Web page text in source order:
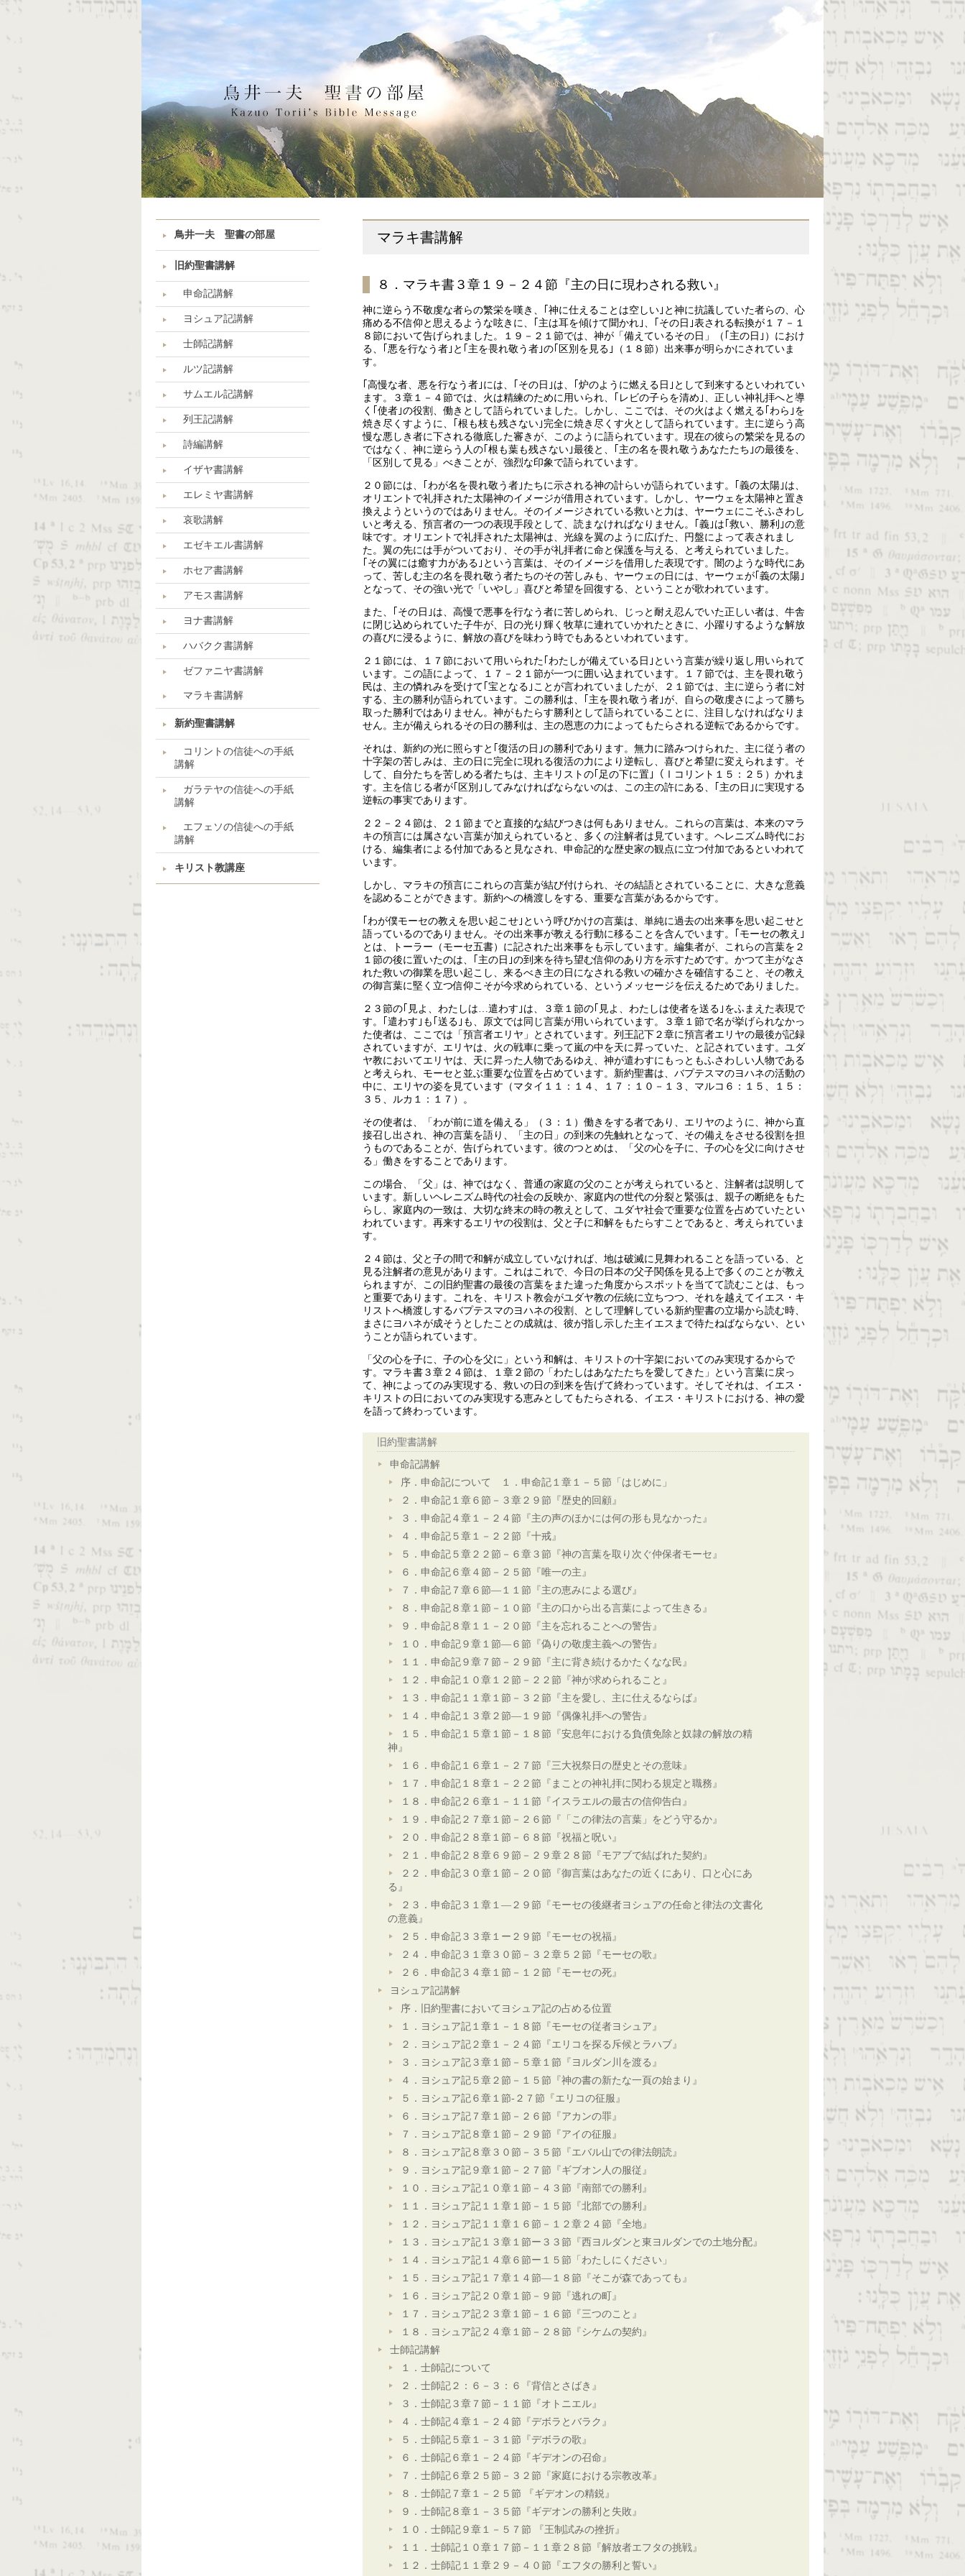
鳥井一夫 聖書の部屋
旧約聖書講解
申命記講解
ヨシュア記講解
士師記講解
ルツ記講解
サムエル記講解
列王記講解
詩編講解
イザヤ書講解
エレミヤ書講解
哀歌講解
エゼキエル書講解
ホセア書講解
アモス書講解
ヨナ書講解
ハバクク書講解
ゼファニヤ書講解
マラキ書講解
新約聖書講解
コリントの信徒への手紙
講解
ガラテヤの信徒への手紙
講解
エフェソの信徒への手紙
講解
キリスト教講座
マラキ書講解
８．マラキ書３章１９－２４節『主の日に現わされる救い』
神に逆らう不敬虔な者らの繁栄を嘆き、｢神に仕えることは空しい｣と神に抗議していた者らの、心
痛める不信仰と思えるような呟きに、｢主は耳を傾けて聞かれ｣、｢その日｣表される転換が１７－１
８節において告げられました。１９－２１節では、神が「備えているその日」（｢主の日｣）におけ
る、｢悪を行なう者｣と｢主を畏れ敬う者｣の｢区別を見る｣（１８節）出来事が明らかにされていま
す。
｢高慢な者、悪を行なう者｣には、｢その日｣は、｢炉のように燃える日｣として到来するといわれてい
ます。３章１－４節では、火は精練のために用いられ、｢レビの子らを清め｣、正しい神礼拝へと導
く｢使者｣の役割、働きとして語られていました。しかし、ここでは、その火はよく燃える｢わら｣を
焼き尽くすように、｢根も枝も残さない｣完全に焼き尽くす火として語られています。主に逆らう高
慢な悪しき者に下される徹底した審きが、このように語られています。現在の彼らの繁栄を見るの
ではなく、神に逆らう人の｢根も葉も残さない｣最後と、｢主の名を畏れ敬うあなたたち｣の最後を、
「区別して見る」べきことが、強烈な印象で語られています。
２０節には、｢わが名を畏れ敬う者｣たちに示される神の計らいが語られています。｢義の太陽｣は、
オリエントで礼拝された太陽神のイメージが借用されています。しかし、ヤーウェを太陽神と置き
換えようというのではありません。そのイメージされている救いと力は、ヤーウェにこそふさわし
いと考える、預言者の一つの表現手段として、読まなければなりません。｢義｣は｢救い、勝利｣の意
味です。オリエントで礼拝された太陽神は、光線を翼のように広げた、円盤によって表されまし
た。翼の先には手がついており、その手が礼拝者に命と保護を与える、と考えられていました。
｢その翼には癒す力がある｣という言葉は、そのイメージを借用した表現です。闇のような時代にあ
って、苦しむ主の名を畏れ敬う者たちのその苦しみも、ヤーウェの日には、ヤーウェが｢義の太陽｣
となって、その強い光で「いやし」喜びと希望を回復する、ということが歌われています。
また、｢その日｣は、高慢で悪事を行なう者に苦しめられ、じっと耐え忍んでいた正しい者は、牛舎
に閉じ込められていた子牛が、日の光り輝く牧草に連れていかれたときに、小躍りするような解放
の喜びに浸るように、解放の喜びを味わう時でもあるといわれています。
２１節には、１７節において用いられた｢わたしが備えている日｣という言葉が繰り返し用いられて
います。この語によって、１７－２１節が一つに囲い込まれています。１７節では、主を畏れ敬う
民は、主の憐れみを受けて｢宝となる｣ことが言われていましたが、２１節では、主に逆らう者に対
する、主の勝利が語られています。この勝利は、｢主を畏れ敬う者｣が、自らの敬虔さによって勝ち
取った勝利ではありません。神がもたらす勝利として語られていることに、注目しなければなりま
せん。主が備えられるその日の勝利は、主の恩恵の力によってもたらされる逆転であるからです。
それは、新約の光に照らすと｢復活の日｣の勝利であります。無力に踏みつけられた、主に従う者の
十字架の苦しみは、主の日に完全に現れる復活の力により逆転し、喜びと希望に変えられます。そ
して、自分たちを苦しめる者たちは、主キリストの｢足の下に置｣（Ⅰコリント１５：２５）かれま
す。主を信じる者が｢区別｣してみなければならないのは、この主の許にある、｢主の日｣に実現する
逆転の事実であります。
２２－２４節は、２１節までと直接的な結びつきは何もありません。これらの言葉は、本来のマラ
キの預言には属さない言葉が加えられていると、多くの注解者は見ています。ヘレニズム時代にお
ける、編集者による付加であると見なされ、申命記的な歴史家の観点に立つ付加であるといわれて
います。
しかし、マラキの預言にこれらの言葉が結び付けられ、その結語とされていることに、大きな意義
を認めることができます。新約への橋渡しをする、重要な言葉があるからです。
｢わが僕モーセの教えを思い起こせ｣という呼びかけの言葉は、単純に過去の出来事を思い起こせと
語っているのでありません。その出来事が教える行動に移ることを含んでいます。｢モーセの教え｣
とは、トーラー（モーセ五書）に記された出来事をも示しています。編集者が、これらの言葉を２
１節の後に置いたのは、｢主の日｣の到来を待ち望む信仰のあり方を示すためです。かつて主がなさ
れた救いの御業を思い起こし、来るべき主の日になされる救いの確かさを確信すること、その教え
の御言葉に堅く立つ信仰こそが今求められている、というメッセージを伝えるためでありました。
２３節の｢見よ、わたしは…遣わす｣は、３章１節の｢見よ、わたしは使者を送る｣をふまえた表現で
す。｢遣わす｣も｢送る｣も、原文では同じ言葉が用いられています。３章１節で名が挙げられなかっ
た使者は、ここでは「預言者エリヤ」とされています。列王記下２章に預言者エリヤの最後が記録
されていますが、エリヤは、火の戦車に乗って嵐の中を天に昇っていた、と記されています。ユダ
ヤ教においてエリヤは、天に昇った人物であるゆえ、神が遣わすにもっともふさわしい人物である
と考えられ、モーセと並ぶ重要な位置を占めています。新約聖書は、バプテスマのヨハネの活動の
中に、エリヤの姿を見ています（マタイ１１：１４、１７：１０－１３、マルコ６：１５、１５：
３５、ルカ１：１７）。
その使者は、「わが前に道を備える」（３：１）働きをする者であり、エリヤのように、神から直
接召し出され、神の言葉を語り、「主の日」の到来の先触れとなって、その備えをさせる役割を担
うものであることが、告げられています。彼のつとめは、「父の心を子に、子の心を父に向けさせ
る」働きをすることであります。
この場合、「父」は、神ではなく、普通の家庭の父のことが考えられていると、注解者は説明して
います。新しいヘレニズム時代の社会の反映か、家庭内の世代の分裂と緊張は、親子の断絶をもた
らし、家庭内の一致は、大切な終末の時の教えとして、ユダヤ社会で重要な位置を占めていたとい
われています。再来するエリヤの役割は、父と子に和解をもたらすことであると、考えられていま
す。
２４節は、父と子の間で和解が成立していなければ、地は破滅に見舞われることを語っている、と
見る注解者の意見があります。これはこれで、今日の日本の父子関係を見る上で多くのことが教え
られますが、この旧約聖書の最後の言葉をまた違った角度からスポットを当てて読むことは、もっ
と重要であります。これを、キリスト教会がユダヤ教の伝統に立ちつつ、それを越えてイエス・キ
リストへ橋渡しするバプテスマのヨハネの役割、として理解している新約聖書の立場から読む時、
まさにヨハネが成そうとしたことの成就は、彼が指し示した主イエスまで待たねばならない、とい
うことが語られています。
「父の心を子に、子の心を父に」という和解は、キリストの十字架においてのみ実現するからで
す。マラキ書３章２４節は、１章２節の「わたしはあなたたちを愛してきた」という言葉に戻っ
て、神によってのみ実現する、救いの日の到来を告げて終わっています。そしてそれは、イエス・
キリストの日においてのみ実現する恵みとしてもたらされる、イエス・キリストにおける、神の愛
を語って終わっています。
旧約聖書講解
申命記講解
序．申命記について １．申命記１章１－５節「はじめに」
２．申命記１章６節－３章２９節『歴史的回顧』
３．申命記４章１－２４節『主の声のほかには何の形も見なかった』
４．申命記５章１－２２節『十戒』
５．申命記５章２２節－６章３節『神の言葉を取り次ぐ仲保者モーセ』
６．申命記６章４節－２５節『唯一の主』
７．申命記７章６節―１１節『主の恵みによる選び』
８．申命記８章１節－１０節『主の口から出る言葉によって生きる』
９．申命記８章１１－２０節『主を忘れることへの警告』
１０．申命記９章１節―６節『偽りの敬虔主義への警告』
１１．申命記９章７節－２９節『主に背き続けるかたくなな民』
１２．申命記１０章１２節－２２節『神が求められること』
１３．申命記１１章１節－３２節『主を愛し、主に仕えるならば』
１４．申命記１３章２節―１９節『偶像礼拝への警告』
１５．申命記１５章１節－１８節『安息年における負債免除と奴隷の解放の精
神』
１６．申命記１６章１－２７節『三大祝祭日の歴史とその意味』
１７．申命記１８章１－２２節『まことの神礼拝に関わる規定と職務』
１８．申命記２６章１－１１節『イスラエルの最古の信仰告白』
１９．申命記２７章１節－２６節『「この律法の言葉」をどう守るか』
２０．申命記２８章１節－６８節『祝福と呪い』
２１．申命記２８章６９節－２９章２８節『モアブで結ばれた契約』
２２．申命記３０章１節－２０節『御言葉はあなたの近くにあり、口と心にあ
る』
２３．申命記３１章１―２９節『モーセの後継者ヨシュアの任命と律法の文書化
の意義』
２５．申命記３３章１ー２９節『モーセの祝福』
２４．申命記３１章３０節－３２章５２節『モーセの歌』
２６．申命記３４章１節－１２節『モーセの死』
ヨシュア記講解
序．旧約聖書においてヨシュア記の占める位置
１．ヨシュア記１章１－１８節『モーセの従者ヨシュア』
２．ヨシュア記２章１－２４節『エリコを探る斥候とラハブ』
３．ヨシュア記３章１節－５章１節『ヨルダン川を渡る』
４．ヨシュア記５章２節－１５節『神の書の新たな一頁の始まり』
５．ヨシュア記６章１節-２７節『エリコの征服』
６．ヨシュア記７章１節－２６節『アカンの罪』
７．ヨシュア記８章１節－２９節『アイの征服』
８．ヨシュア記８章３０節－３５節『エバル山での律法朗読』
９．ヨシュア記９章１節－２７節『ギブオン人の服従』
１０．ヨシュア記１０章１節－４３節『南部での勝利』
１１．ヨシュア記１１章１節－１５節『北部での勝利』
１２．ヨシュア記１１章１６節－１２章２４節『全地』
１３．ヨシュア記１３章１節ー３３節『西ヨルダンと東ヨルダンでの土地分配』
１４．ヨシュア記１４章６節ー１５節「わたしにください」
１５．ヨシュア記１７章１４節―１８節『そこが森であっても』
１６．ヨシュア記２０章１節－９節『逃れの町』
１７．ヨシュア記２３章１節－１６節『三つのこと』
１８．ヨシュア記２４章１節－２８節『シケムの契約』
士師記講解
１．士師記について
２．士師記２：６－３：６『背信とさばき』
３．士師記３章７節－１１節『オトニエル』
４．士師記４章１－２４節『デボラとバラク』
５．士師記５章１－３１節『デボラの歌』
６．士師記６章１－２４節『ギデオンの召命』
７．士師記６章２５節－３２節『家庭における宗教改革』
８．士師記７章１－２５節 『ギデオンの精鋭』
９．士師記８章１－３５節『ギデオンの勝利と失敗』
１０．士師記９章１－５７節 『王制試みの挫折』
１１．士師記１０章１７節－１１章２８節『解放者エフタの挑戦』
１２．士師記１１章２９－４０節『エフタの勝利と誓い』